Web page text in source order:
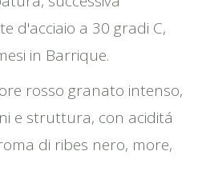
d'acciaio a 30 gradi C,
in Barrique.
rosso granato intenso,
e struttura, con aciditá
di ribes nero, more,